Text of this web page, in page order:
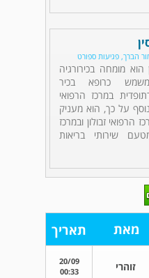
הברך, פגיעות ספורט
הוא מומחה בכירורגיה
כרופא בכיר
במרכז הרפואי
על כך, הוא מעניק
הרפואי זבולון ובמרכז
שירותי בריאות
מאת תאריך
זוהרי
20/09
00:33